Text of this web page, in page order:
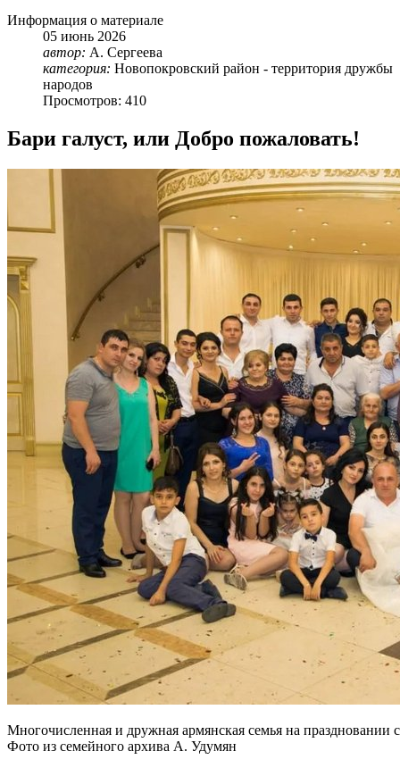
Информация о материале
05 июнь 2026
автор: А. Сергеева
категория: Новопокровский район - территория дружбы
народов
Просмотров: 410
Бари галуст, или Добро пожаловать!
Многочисленная и дружная армянская семья на
Фото из семейного архива А. Удумян